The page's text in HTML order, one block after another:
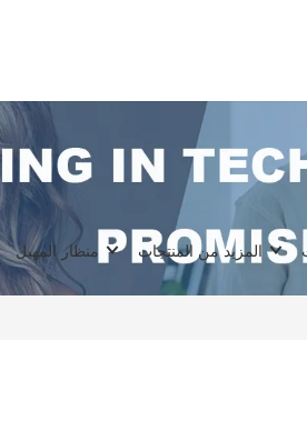
منظار المهبل المزيد من المنتجات